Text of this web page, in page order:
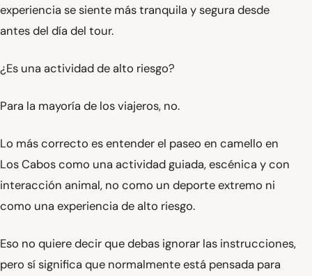
experiencia se siente más tranquila y segura desde
antes del día del tour.
¿Es una actividad de alto riesgo?
Para la mayoría de los viajeros, no.
Lo más correcto es entender el paseo en camello en
Los Cabos como una actividad guiada, escénica y con
interacción animal, no como un deporte extremo ni
como una experiencia de alto riesgo.
Eso no quiere decir que debas ignorar las instrucciones,
pero sí significa que normalmente está pensada para